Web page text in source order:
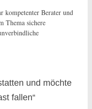
kompetenter Berater und
Thema sichere
und möchte
fallen“